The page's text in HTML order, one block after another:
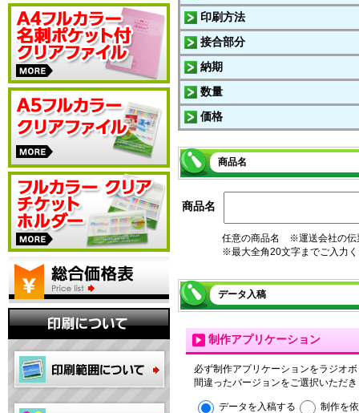
印刷方法
接合部分
納期
数量
価格
商品名
商品名
任意の商品名 ※運送会社の伝
※最大全角20文字までご入力
データ入稿
制作アプリケーション
必ず制作アプリケーションをラジオ
間違ったバージョンをご選択いただ
データを入稿する 制作を